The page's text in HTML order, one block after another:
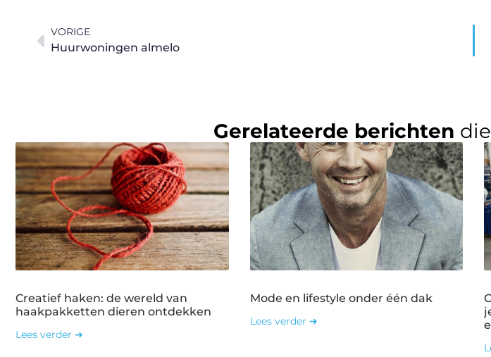
VORIGE
Huurwoningen almelo
Gerelateerde berichten
Creatief haken: de wereld van
haakpakketten dieren ontdekken
Lees verder ➜
Mode en lifestyle onder één dak
Lees verder ➜